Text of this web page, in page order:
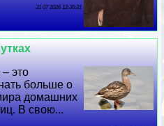
31 07 2026 12:30:31
это
больше о
домашних
В свою...